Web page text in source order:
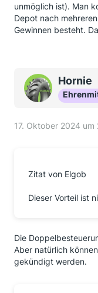
unmöglich ist). Man
Depot nach
Gewinnen besteht.
Hornie
17. Oktober 2024 um
Zitat von Elgob
Dieser Vorteil ist
Die
Aber natürlich
gekündigt werden.